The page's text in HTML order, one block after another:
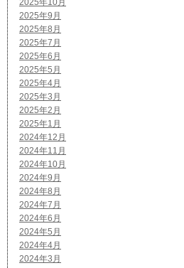
2025年9月
2025年8月
2025年7月
2025年6月
2025年5月
2025年4月
2025年3月
2025年2月
2025年1月
2024年12月
2024年11月
2024年10月
2024年9月
2024年8月
2024年7月
2024年6月
2024年5月
2024年4月
2024年3月